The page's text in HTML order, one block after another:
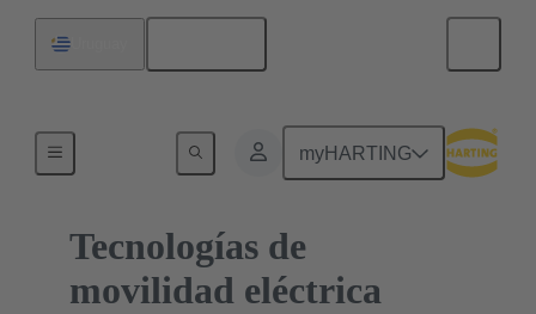
myHARTING
Tecnologías de
movilidad eléctrica